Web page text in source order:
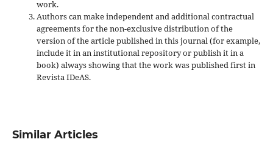
work.
Authors can make independent and additional contractual
agreements for the non-exclusive distribution of the
version of the article published in this journal (for example,
include it in an institutional repository or publish it in a
book) always showing that the work was published firstin
Revista IDeAS.
Similar Articles